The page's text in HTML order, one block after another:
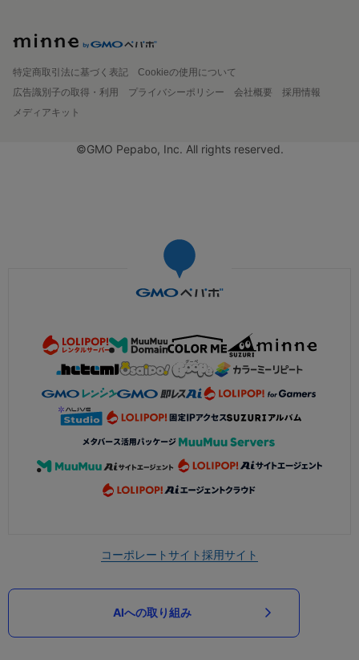
特定商取引法に基づく表記
Cookieの使用について
広告識別子の取得・利用
プライバシーポリシー 会社概要
採用情報
メディアキット
©GMO Pepabo, Inc. All rights reserved.
コーポレートサイト採用サイト
AIへの取り組み